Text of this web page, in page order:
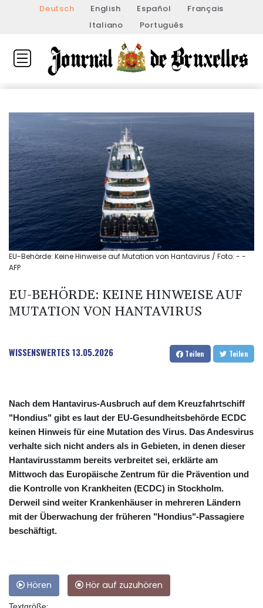
Deutsch English Español
Français
Italiano
Português
EU-Behörde: Keine Hinweise auf Mutation von Hantavirus / Foto: - -
AFP
EU-BEHÖRDE: KEINE HINWEISE AUF
MUTATION VON HANTAVIRUS
WISSENSWERTES13.05.2026 Teilen Teilen
Nach dem Hantavirus-Ausbruch auf dem Kreuzfahrtschiff
"Hondius" gibt es laut der EU-Gesundheitsbehörde ECDC
keinen Hinweis für eine Mutation des Virus. Das Andesvirus
verhalte sich nicht anders als in Gebieten, in denen dieser
Hantavirusstamm bereits verbreitet sei, erklärte am
Mittwoch das Europäische Zentrum für die Prävention und
die Kontrolle von Krankheiten (ECDC) in Stockholm.
Derweil sind weiter Krankenhäuser in mehreren Ländern
mit der Überwachung der früheren "Hondius"-Passagiere
beschäftigt.
Hören Hör auf zuzuhören